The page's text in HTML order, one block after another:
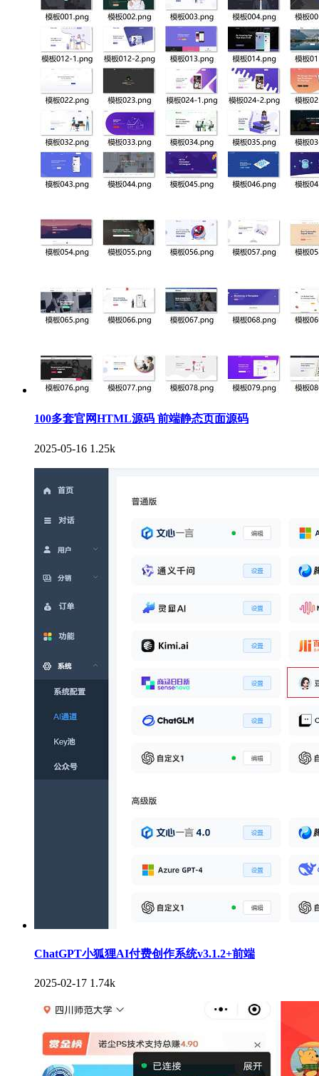
100多套官网HTML源码 前端静态页面源码
2025-05-16 1.25k
ChatGPT小狐狸AI付费创作系统v3.1.2+前端
2025-02-17 1.74k